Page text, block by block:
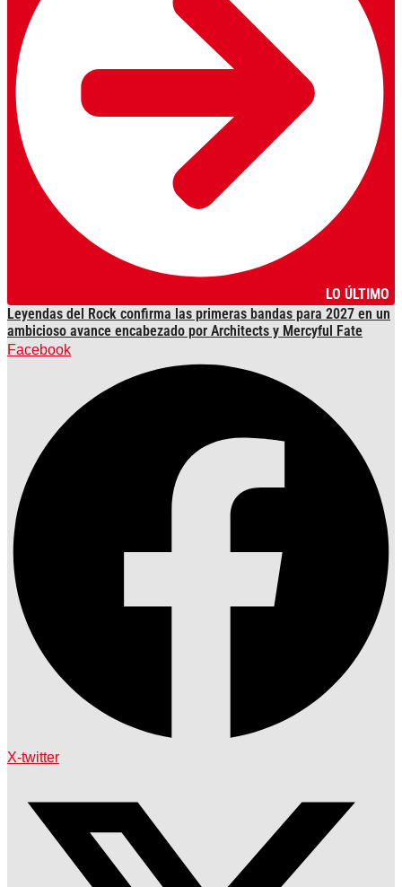
LO ÚLTIMO
Leyendas del Rock confirma las primeras bandas para 2027 en un
ambicioso avance encabezado por Architects y Mercyful Fate
Facebook
X-twitter